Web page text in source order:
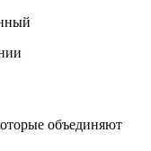
объединяют